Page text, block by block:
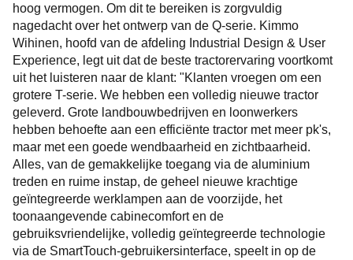
hoog vermogen. Om dit te bereiken is zorgvuldig
nagedacht over het ontwerp van de Q-serie. Kimmo
Wihinen, hoofd van de afdeling Industrial Design & User
Experience, legt uit dat de beste tractorervaring voortkomt
uit het luisteren naar de klant: "Klanten vroegen om een
grotere T-serie. We hebben een volledig nieuwe tractor
geleverd. Grote landbouwbedrijven en loonwerkers
hebben behoefte aan een efficiënte tractor met meer pk's,
maar met een goede wendbaarheid en zichtbaarheid.
Alles, van de gemakkelijke toegang via de aluminium
treden en ruime instap, de geheel nieuwe krachtige
geïntegreerde werklampen aan de voorzijde, het
toonaangevende cabinecomfort en de
gebruiksvriendelijke, volledig geïntegreerde technologie
via de SmartTouch-gebruikersinterface, speelt in op de